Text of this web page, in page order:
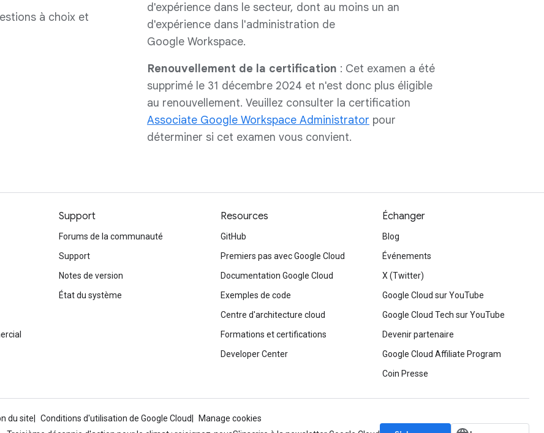
à choix et
d'expérience dans le secteur, dont au moins un an
d'expérience dans l'administration de
Google Workspace.
Renouvellement de la certification : Cet examen a été
supprimé le 31 décembre 2024 et n'est donc plus éligible
au renouvellement. Veuillez consulter la certification
Associate Google Workspace Administrator pour
déterminer si cet examen vous convient.
Support
Forums de la communauté
Support
Notes de version
État du système
Resources
GitHub
Premiers pas avec Google Cloud
Documentation Google Cloud
Exemples de code
Centre d'architecture cloud
Formations et certifications
Developer Center
Échanger
Blog
Événements
X (Twitter)
Google Cloud sur YouTube
Google Cloud Tech sur YouTube
Devenir partenaire
Google Cloud Affiliate Program
Coin Presse
du site Conditions d'utilisation de Google Cloud
Manage cookies